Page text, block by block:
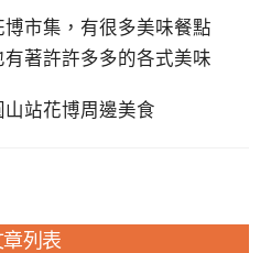
市集，有很多美味餐點
著許許多多的各式美味
站花博周邊美食
列表